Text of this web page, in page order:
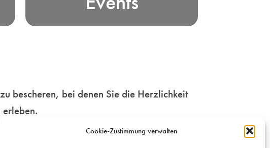
Cookie-Zustimmung verwalten
in Bayern! Wir vermitteln und
organisieren Veranstaltungen für
bescheren, bei denen Sie die Herzlichkeit
erleben.